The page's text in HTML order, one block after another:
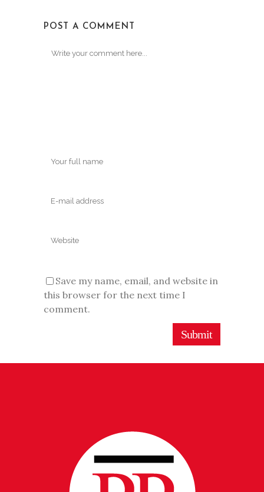
POST A COMMENT
Save my name, email, and website in
this browser for the next time I
comment.